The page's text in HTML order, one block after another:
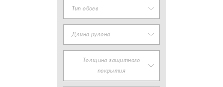
Тип обоев
Длина рулона
Толщина защитного
покрытия